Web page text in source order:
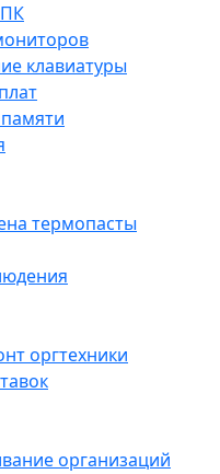
клавиатуры
термопасты
оргтехники
организаций